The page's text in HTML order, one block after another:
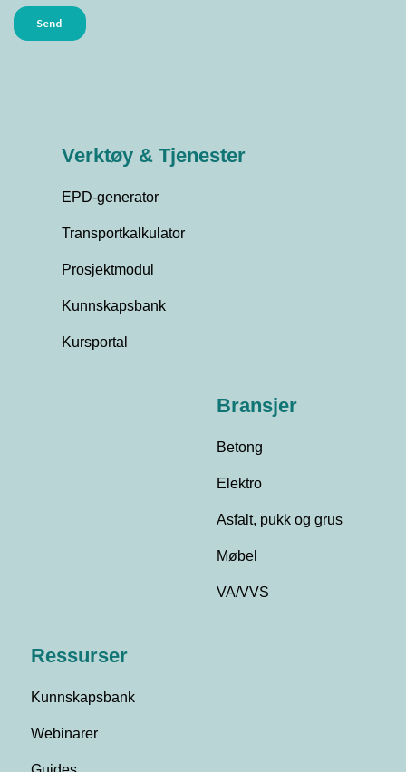
Verktøy & Tjenester
EPD-generator
Transportkalkulator
Prosjektmodul
Kunnskapsbank
Kursportal
Bransjer
Betong
Elektro
Asfalt, pukk og grus
Møbel
VA/VVS
Ressurser
Kunnskapsbank
Webinarer